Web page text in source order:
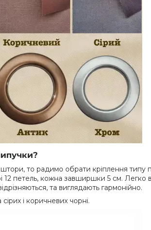
то радимо обрати кріплення
петель, кожна завширшки 5 см. Легко
та виглядають гармонійно.
і коричневих чорні.